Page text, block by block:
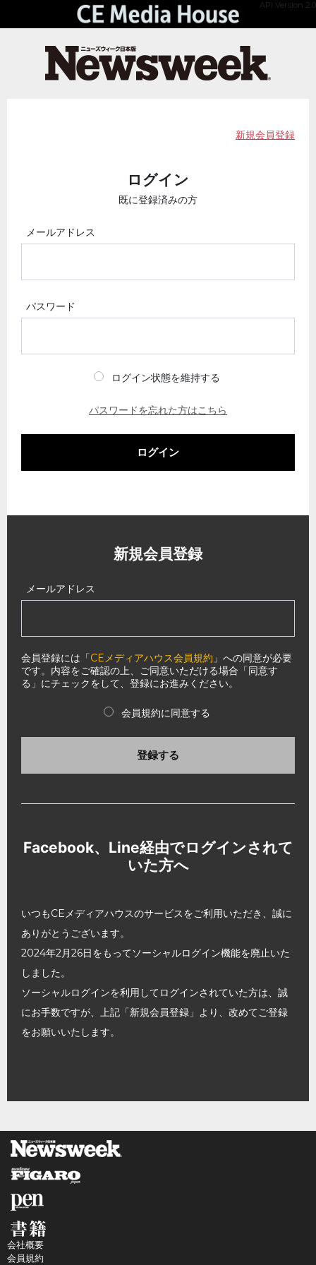
API Version 2.0
新規会員登録
ログイン
既に登録済みの方
メールアドレス
パスワード
ログイン状態を維持する
パスワードを忘れた方はこちら
ログイン
新規会員登録
メールアドレス
会員登録には「CEメディアハウス会員規約 」への同意が必要
です。内容をご確認の上、ご同意いただける場合「同意す
る」にチェックをして、登録にお進みください。
会員規約に同意する
登録する
Facebook、Line経由でログインされて
いた方へ
いつもCEメディアハウスのサービスをご利用いただき、誠に
ありがとうございます。
2024年2月26日をもってソーシャルログイン機能を廃止いた
しました。
ソーシャルログインを利用してログインされていた方は、誠
にお手数ですが、上記「新規会員登録」より、改めてご登録
をお願いいたします。
会社概要
会員規約